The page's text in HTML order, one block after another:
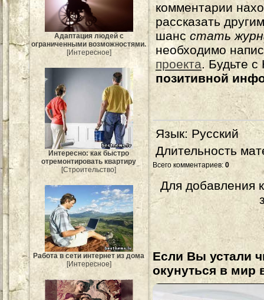
Адаптация людей с
ограниченными возможностями.
[Интересное]
Интересно: как быстро
отремонтировать квартиру
[Строительство]
Работа в сети интернет из дома
[Интересное]
комментарии
рассказать
шансстать
необходимо
проекта. Будьте
позитивной
Язык: Русский
Длительность
Всего комментариев:0
Для добавления
Если Вы устали
окунуться в мир